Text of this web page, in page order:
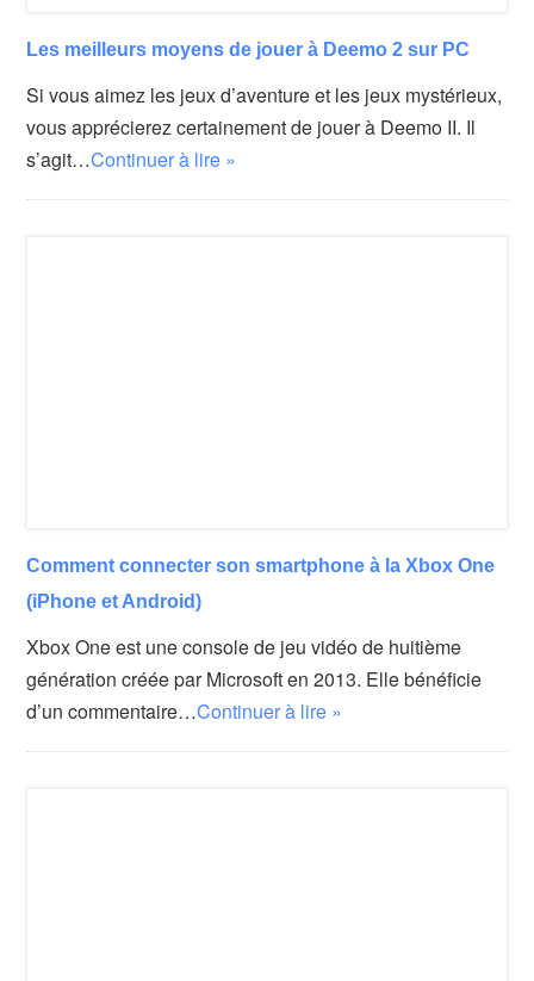
Les meilleurs moyens de jouer à Deemo 2 sur PC
Si vous aimez les jeux d’aventure et les jeux mystérieux,
vous apprécierez certainement de jouer à Deemo II. Il
s’agit…Continuer à lire »
Comment connecter son smartphone à la Xbox One
(iPhone et Android)
Xbox One est une console de jeu vidéo de huitième
génération créée par Microsoft en 2013. Elle bénéficie
d’un commentaire…Continuer à lire »